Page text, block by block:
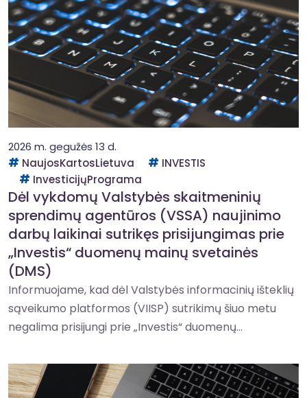
2026 m. gegužės 13 d.
NaujosKartosLietuva
INVESTIS
InvesticijųPrograma
Dėl vykdomų Valstybės skaitmeninių
sprendimų agentūros (VSSA) naujinimo
darbų laikinai sutrikęs prisijungimas prie
„Investis“ duomenų mainų svetainės
(DMS)
Informuojame, kad dėl Valstybės informacinių išteklių
sąveikumo platformos (VIISP) sutrikimų šiuo metu
negalima prisijungi prie „Investis“ duomenų...